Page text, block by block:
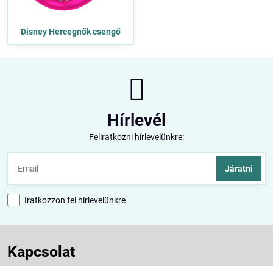
Disney Hercegnők csengő
Hírlevél
Feliratkozni hírlevelünkre:
Járatni
Iratkozzon fel hírlevelünkre
Kapcsolat